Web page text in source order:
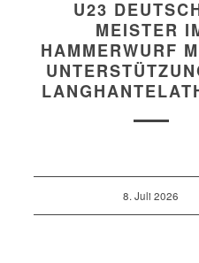
U23
MEISTER
HAMMERWURF
8. Juli 2026